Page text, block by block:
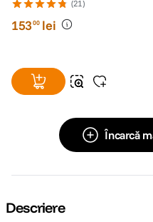
(21)
15300 lei
Încarcă
Descriere